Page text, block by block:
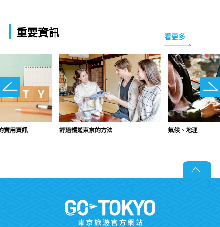
重要資訊 看更多
實用資訊 舒適暢遊東京的方法 氣候、地理